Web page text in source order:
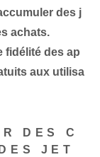
des j
achats.
fidélité des ap
aux utilisa
DES C
JET